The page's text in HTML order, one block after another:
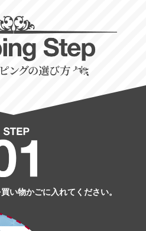
い物かごに入れてください。